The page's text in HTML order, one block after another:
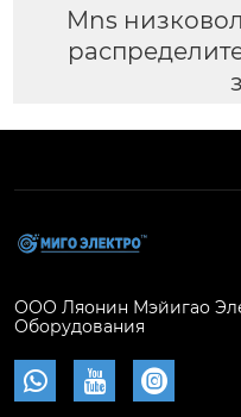
Mns
ООО Ляонин Мэйигао
Оборудования
  